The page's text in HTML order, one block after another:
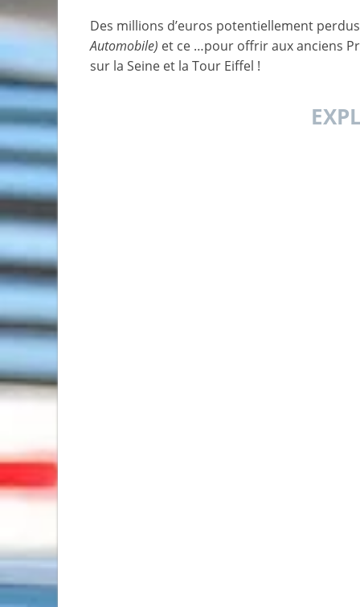
Des millions d’euros potentiellement perdus
Automobile) et ce …pour offrir aux anciens
sur la Seine et la Tour Eiffel !